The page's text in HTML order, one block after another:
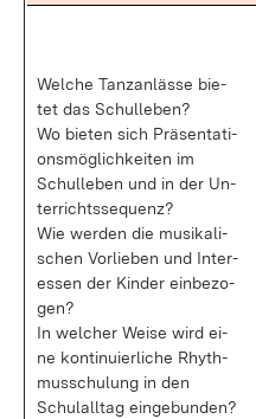
Wel­che Tanz­an­läs­se bie­
tet das Schul­le­ben?
Wo bie­ten sich Prä­sen­ta­ti­
ons­mög­lich­kei­ten im
Schul­le­ben und in der Un­
ter­richts­se­quenz?
Wie wer­den die mu­si­ka­li­
schen Vor­lie­ben und In­ter­
es­sen der Kin­der ein­be­zo­
gen?
In wel­cher Wei­se wird ei­
ne kon­ti­nu­ier­li­che Rhyth­
mus­schu­lung in den
Schul­all­tag ein­ge­bun­den?